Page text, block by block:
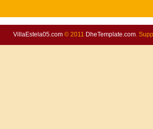
VillaEstela05.com© 2011 DheTemplate.com.